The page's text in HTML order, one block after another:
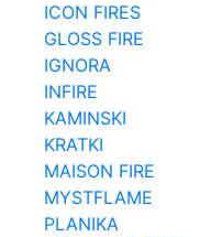
ICON FIRES
GLOSS FIRE
IGNORA
INFIRE
KAMINSKI
KRATKI
MAISON FIRE
MYSTFLAME
PLANIKA